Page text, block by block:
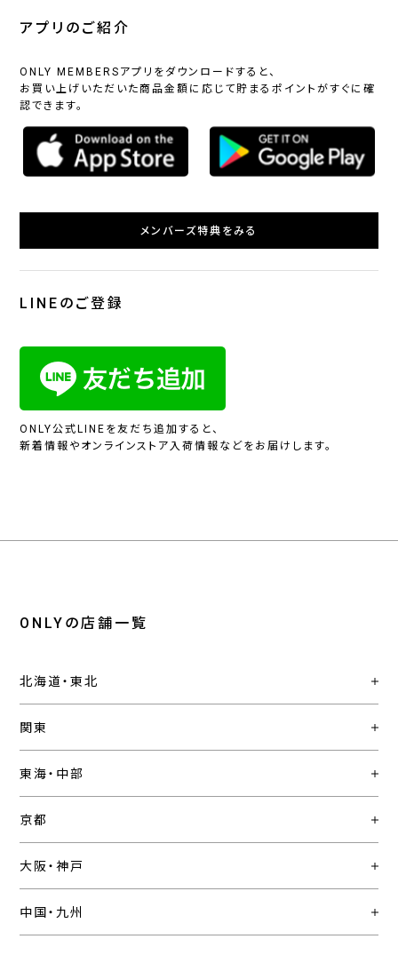
アプリのご紹介
ONLY MEMBERSアプリをダウンロードすると、
お買い上げいただいた商品金額に応じて貯まるポイントがすぐに確
認できます。
メンバーズ特典をみる
LINEのご登録
ONLY公式LINEを友だち追加すると、
新着情報やオンラインストア入荷情報などをお届けします。
ONLYの店舗一覧
北海道・東北
関東
東海・中部
京都
大阪・神戸
中国・九州